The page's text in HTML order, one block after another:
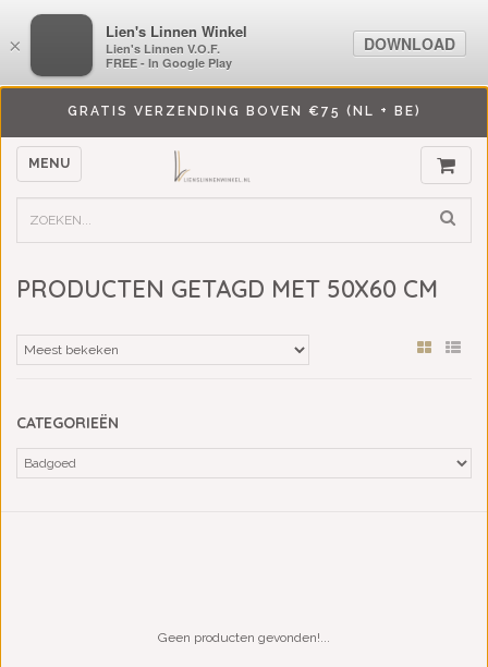
GRATIS VERZENDING BOVEN €75 (NL + BE)
MENU
PRODUCTEN GETAGD MET 50X60 CM
CATEGORIEËN
Geen producten gevonden!...
×
LiensLinnenwinkel.nl
Lien's Linnen V.O.F.
FREE - In Google Play
DOWNLOAD
×
Lien's Linnen Winkel
Lien's Linnen V.O.F.
FREE - In Google Play
DOWNLOAD